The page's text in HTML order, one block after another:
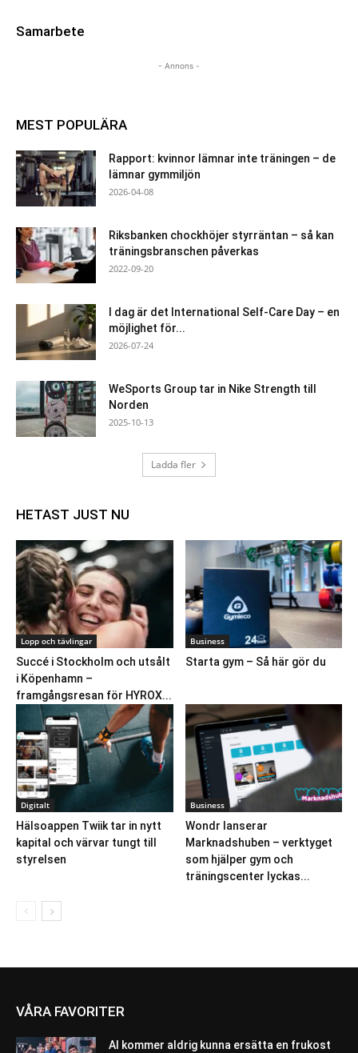
Samarbete
- Annons -
MEST POPULÄRA
Rapport: kvinnor lämnar inte träningen – de
lämnar gymmiljön
2026-04-08
Riksbanken chockhöjer styrräntan – så kan
träningsbranschen påverkas
2022-09-20
I dag är det International Self-Care Day – en
möjlighet för...
2026-07-24
WeSports Group tar in Nike Strength till
Norden
2025-10-13
Ladda fler
HETAST JUST NU
Lopp och tävlingar
Succé i Stockholm och utsålt
i Köpenhamn –
framgångsresan för HYROX...
Business
Starta gym – Så här gör du
Digitalt
Hälsoappen Twiik tar in nytt
kapital och värvar tungt till
styrelsen
Business
Wondr lanserar
Marknadshuben – verktyget
som hjälper gym och
träningscenter lyckas...
VÅRA FAVORITER
AI kommer aldrig kunna ersätta en frukost